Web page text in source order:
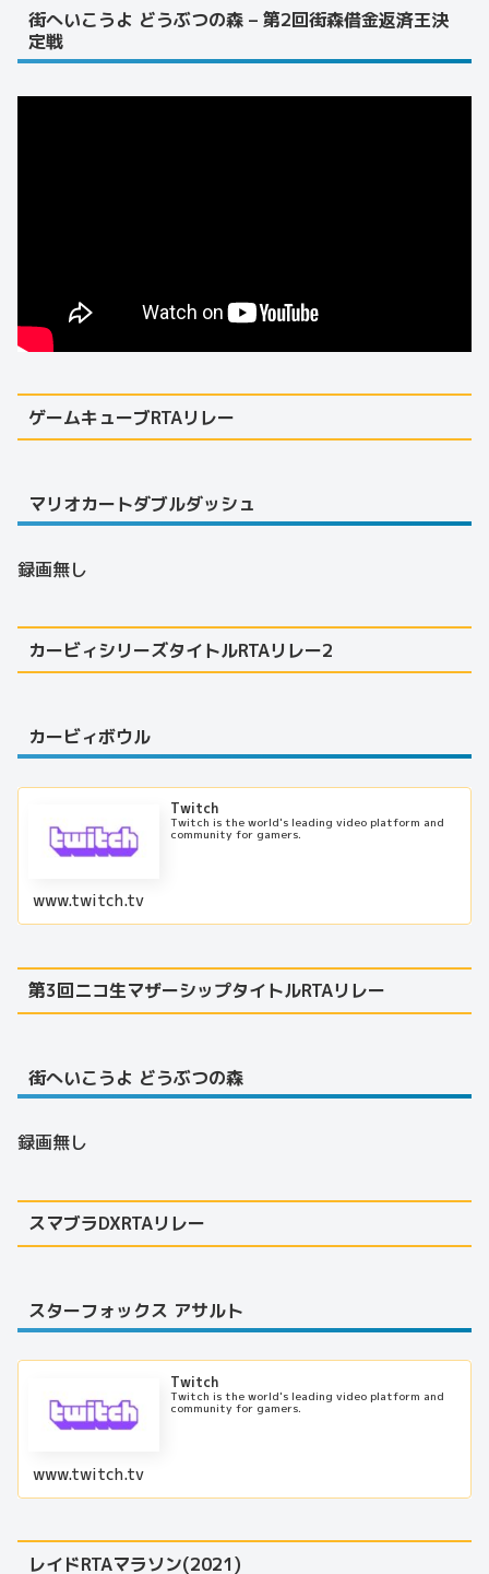
街へいこうよ どうぶつの森 – 第2回街森借金返済王決
定戦
ゲームキューブRTAリレー
マリオカートダブルダッシュ
録画無し
カービィシリーズタイトルRTAリレー2
カービィボウル
Twitch
Twitch is the world's leading video platform and
community for gamers.
www.twitch.tv
第3回ニコ生マザーシップタイトルRTAリレー
街へいこうよ どうぶつの森
録画無し
スマブラDXRTAリレー
スターフォックス アサルト
Twitch
Twitch is the world's leading video platform and
community for gamers.
www.twitch.tv
レイドRTAマラソン(2021)